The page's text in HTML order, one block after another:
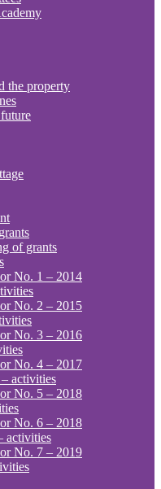
the property
of grants
No. 1 – 2014
No. 2 – 2015
No. 3 – 2016
No. 4 – 2017
activities
No. 5 – 2018
No. 6 – 2018
activities
No. 7 – 2019